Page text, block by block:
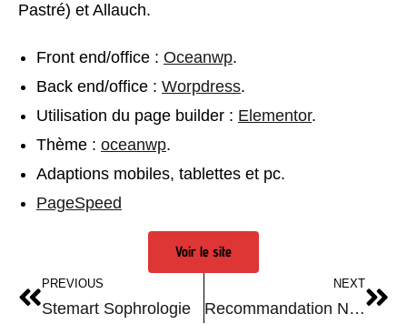
Pastré) et Allauch.
Front end/office : Oceanwp.
Back end/office : Worpdress.
Utilisation du page builder : Elementor.
Thème : oceanwp.
Adaptions mobiles, tablettes et pc.
PageSpeed
Voir le site
PREVIOUS
Stemart Sophrologie
NEXT
Recommandation Navettes artisanales près d’Aix-en-Provence